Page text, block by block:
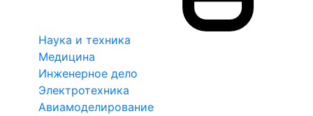
Наука и техника
Медицина
Инженерное дело
Электротехника
Авиамоделирование